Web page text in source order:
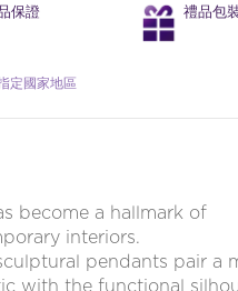
保證 禮品包
定國家地區
become a hallmark of
interiors.
sculptural pendants pair a
with the functional